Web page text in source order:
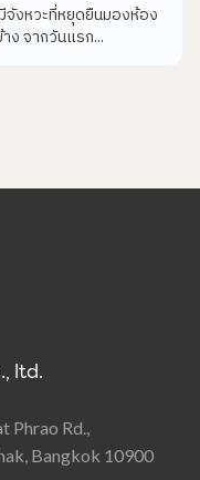
งหวะที่หยุดยืนมองห้อง
ง จากวันแรก...
ltd.
Phrao Rd.,
Bangkok 10900​